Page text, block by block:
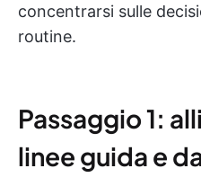
concentrarsi sulle
routine.
Passaggio 1:
linee guida e